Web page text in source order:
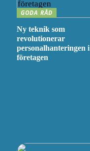
GODA RÅD
Ny teknik som
revolutionerar
personalhanteringen i
företagen